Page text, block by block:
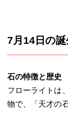
7月14日の
石の特徴と歴史
フローライトは
物で、「天才の